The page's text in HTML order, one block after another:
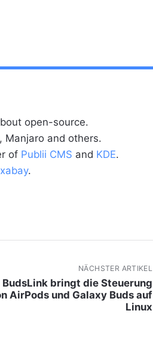
open-source.
Manjaro and others.
of Publii CMS and KDE.
.
NÄCHSTER ARTIKEL
BudsLink bringt die Steuerung
AirPods und Galaxy Buds auf
Linux